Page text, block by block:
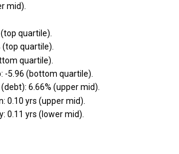
mid).
quartile).
(top quartile).
quartile).
-5.96 (bottom quartile).
6.66% (upper mid).
0.10 yrs (upper mid).
0.11 yrs (lower mid).